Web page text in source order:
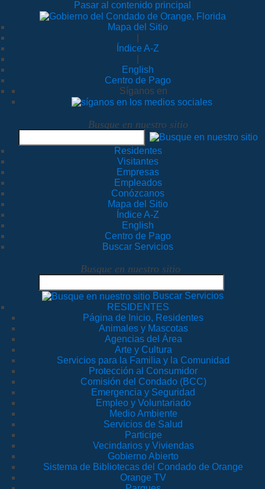
Pasar al contenido principal
Mapa del Sitio
Índice A-Z
English
Centro de Pago
Síganos en
Busque en nuestro sitio
Residentes
Visitantes
Empresas
Empleados
Conózcanos
Mapa del Sitio
Índice A-Z
English
Centro de Pago
Buscar Servicios
Busque en nuestro sitio
Buscar Servicios
RESIDENTES
Página de Inicio, Residentes
Animales y Mascotas
Agencias del Área
Arte y Cultura
Servicios para la Familia y la Comunidad
Protección al Consumidor
Comisión del Condado (BCC)
Emergencia y Seguridad
Empleo y Voluntariado
Medio Ambiente
Servicios de Salud
Participe
Vecindarios y Viviendas
Gobierno Abierto
Sistema de Bibliotecas del Condado de Orange
Orange TV